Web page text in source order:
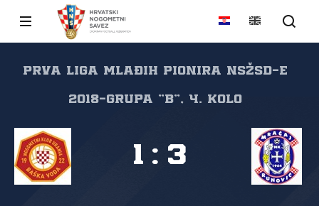
Prva liga mlađih pionira NSŽSD-e
2018-grupa "B", 4. kolo
1 : 3